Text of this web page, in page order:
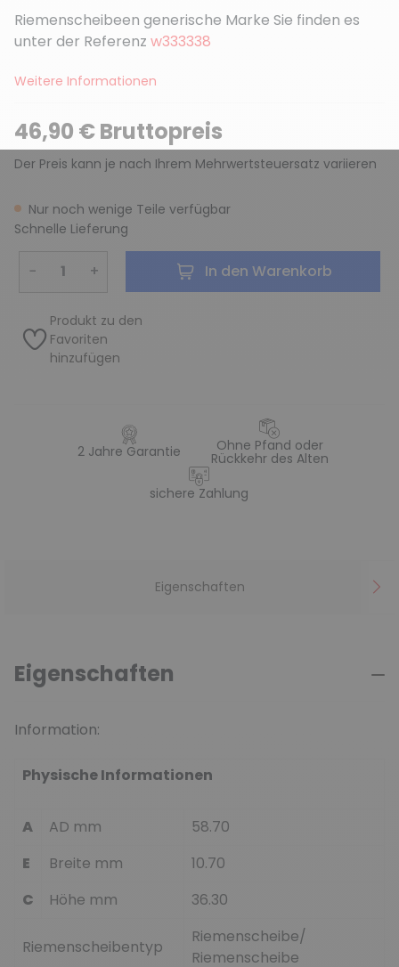
Riemenscheibeen generische Marke Sie finden es
unter der Referenz w333338
Weitere Informationen
46,90 € Bruttopreis
Der Preis kann je nach Ihrem Mehrwertsteuersatz variieren
Nur noch wenige Teile verfügbar
Schnelle Lieferung
− + In den Warenkorb
Produkt zu den
Favoriten
hinzufügen
2 Jahre Garantie Ohne Pfand oder
Rückkehr des Alten
sichere Zahlung
Eigenschaften
Eigenschaften
Information:
Physische Informationen
A AD mm
58.70
E
Breite mm
10.70
C
Höhe mm 36.30
Riemenscheibentyp
Riemenscheibe/
Riemenscheibe